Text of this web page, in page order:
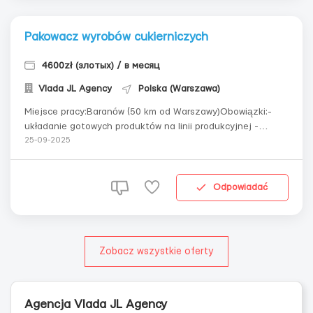
Pakowacz wyrobów cukierniczych
4600zł (злотых) / в месяц
Vlada JL Agency Polska (Warszawa)
Miejsce pracy:Baranów (50 km od Warszawy)Obowiązki:-
układanie gotowych produktów na linii produkcyjnej -
przekładanie patyczków z linii na regały do suszenia
etykietowanie- układanie kartonowych pudeł na pal...
25-09-2025
Odpowiadać
Zobacz wszystkie oferty
Agencja Vlada JL Agency